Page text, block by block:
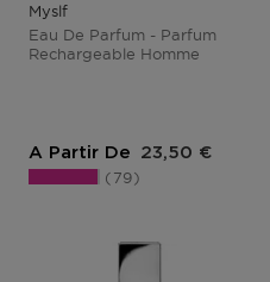
Myslf
Eau De Parfum - Parfum
Rechargeable Homme
A Partir De Prix du produit
23,50 €
79